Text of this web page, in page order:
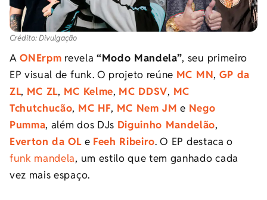
Crédito: Divulgação
AONErpm revela “Modo Mandela”, seu primeiro
EP visual de funk. O projeto reúne MC MN, GP da
ZL, MC ZL, MC Kelme, MC DDSV, MC
Tchutchucão, MC HF, MC Nem JM e Nego
Pumma, além dos DJs Diguinho Mandelão,
Everton da OLe Feeh Ribeiro. O EP destaca o
funk mandela, um estilo que tem ganhado cada
vez mais espaço.